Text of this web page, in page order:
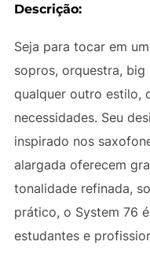
Descrição:
Seja para tocar em
sopros, orquestra,
qualquer outro estilo,
necessidades. Seu
inspirado nos
alargada oferecem
tonalidade refinada,
prático, o System 76
estudantes e